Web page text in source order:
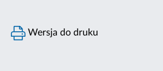
Wersja do druku